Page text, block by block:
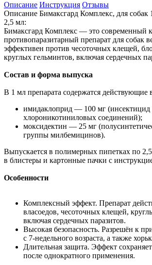
Описание Инструкция Отзывы
Описание Бимаксгард Комплекс, для собак
2,5 мл:
Бимаксгард Комплекс — это современный
противопаразитарный препарат для собак
эффективен против чесоточных клещей,
круглых гельминтов, включая сердечных
Состав и форма выпуска
В 1 мл препарата содержатся действующие
имидаклоприд — 100 мг (инсектицид
хлороникотиниловых соединений);
моксидектин — 25 мг
группы милбемицинов).
Выпускается в полимерных пипетках по
в блистеры и картонные пачки с
Особенности
Комплексный эффект. Препарат
власоедов, чесоточных клещей,
включая сердечных паразитов.
Высокая безопасность. Разрешён к
с 7-недельного возраста, а также
Длительная защита. Эффект
после однократного применения.